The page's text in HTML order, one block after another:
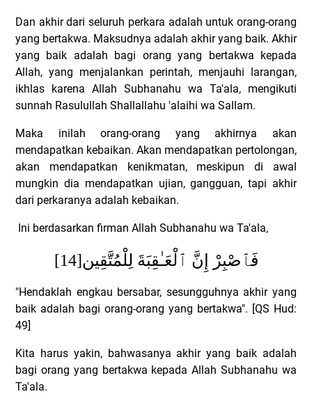
Dan akhir dari seluruh perkara adalah untuk orang-orang
yang bertakwa. Maksudnya adalah akhir yang baik. Akhir
yang baik adalah bagi orang yang bertakwa kepada
Allah, yang menjalankan perintah, menjauhi larangan,
ikhlas karena Allah Subhanahu wa Ta'ala, mengikuti
sunnah Rasulullah Shallallahu 'alaihi wa Sallam.
Maka inilah orang-orang yang akhirnya akan
mendapatkan kebaikan. Akan mendapatkan pertolongan,
akan mendapatkan kenikmatan, meskipun di awal
mungkin dia mendapatkan ujian, gangguan, tapi akhir
dari perkaranya adalah kebaikan.
Ini berdasarkan firman Allah Subhanahu wa Ta'ala,
فَٱصْبِرْ إِنَّ ٱلْعَـٰقِبَةَ لِلْمُتَّقِين[14]
"Hendaklah engkau bersabar, sesungguhnya akhir yang
baik adalah bagi orang-orang yang bertakwa". [QS Hud:
49]
Kita harus yakin, bahwasanya akhir yang baik adalah
bagi orang yang bertakwa kepada Allah Subhanahu wa
Ta'ala.